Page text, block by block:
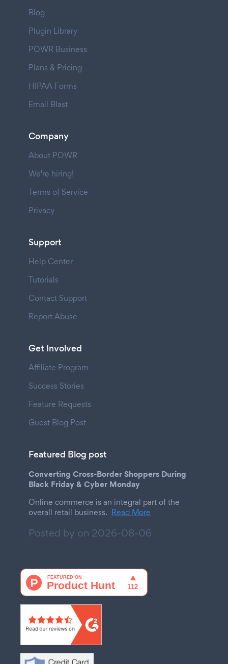
Blog
Plugin Library
POWR Business
Plans & Pricing
HIPAA Forms
Email Blast
Company
About POWR
We're hiring!
Terms of Service
Privacy
Support
Help Center
Tutorials
Contact Support
Report Abuse
Get Involved
Affiliate Program
Success Stories
Feature Requests
Guest Blog Post
Featured Blog post
Converting Cross-Border Shoppers During
Black Friday & Cyber Monday
Online commerce is an integral part of the
overall retail business. Read More
Posted by on 2026-08-06